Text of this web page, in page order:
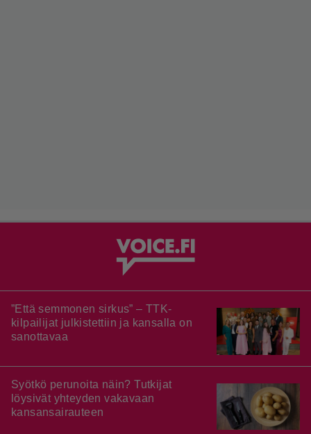
”Että semmonen sirkus” – TTK-
kilpailijat julkistettiin ja kansalla on
sanottavaa
Syötkö perunoita näin? Tutkijat
löysivät yhteyden vakavaan
kansansairauteen